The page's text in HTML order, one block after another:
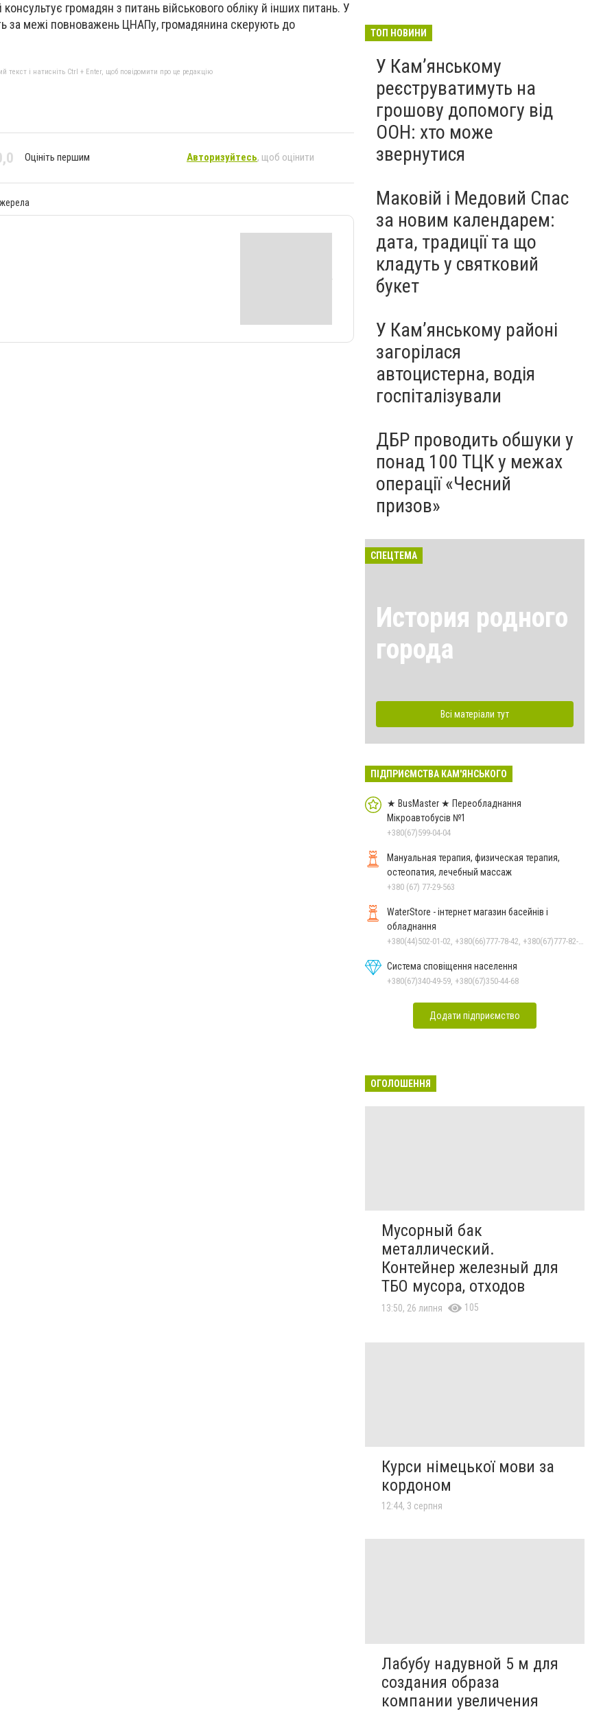
громадян з питань військового обліку й інших питань. У
за межі повноважень ЦНАПу, громадянина скерують до
текст і натисніть Ctrl + Enter, щоб повідомити про це редакцію
Оцініть першим Авторизуйтесь, щоб оцінити
ТОП НОВИНИ
У Кам’янському
реєструватимуть на
грошову допомогу від
ООН: хто може
звернутися
Маковій і Медовий Спас
за новим календарем:
дата, традиції та що
кладуть у святковий
букет
У Кам’янському районі
загорілася
автоцистерна, водія
госпіталізували
ДБР проводить обшуки у
понад 100 ТЦК у межах
операції «Чесний
призов»
СПЕЦТЕМА
История родного
города
Всі матеріали тут
ПІДПРИЄМСТВА КАМ'ЯНСЬКОГО
★ BusMaster ★ Переобладнання
Мікроавтобусів №1
+380(67)599-04-04
Мануальная терапия, физическая терапия,
остеопатия, лечебный массаж
+380 (67) 77-29-563
WaterStore - інтернет магазин басейнів і
обладнання
Система сповіщення населення
+380(67)340-49-59, +380(67)350-44-68
Додати підприємство
ОГОЛОШЕННЯ
Мусорный бак
металлический.
Контейнер железный для
ТБО мусора, отходов
13:50, 26 липня 105
Курси німецької мови за
кордоном
12:44, 3 серпня
Лабубу надувной 5 м для
создания образа
компании увеличения